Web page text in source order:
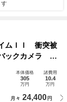
ムＩＩ 衝突被
ックカメラ Ｅ
接続可 ＤＶ
側電動スライ
本体価格
305
万円
諸費用
10.4
万円
月々 24,400 円